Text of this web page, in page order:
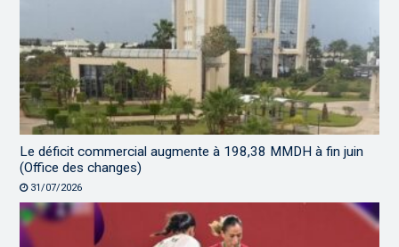
Le déficit commercial augmente à 198,38 MMDH à fin juin
(Office des changes)
31/07/2026